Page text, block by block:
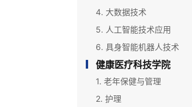
4. 大数据技术
5. 人工智能技术应用
6. 具身智能机器人技术
健康医疗科技学院
1. 老年保健与管理
2. 护理